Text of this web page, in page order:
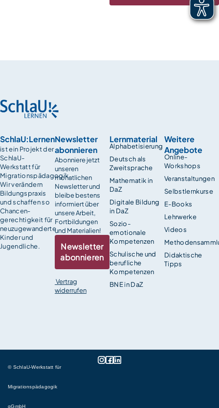
SchlaU:Lernen
ist ein Projekt der
SchlaU-
Werkstatt für
Migrationspädagogik.
Wir verändern
Bildungspraxis
und schaffen so
Chancen­
gerechtigkeit für
neuzugewanderte
Kinder und
Jugendliche.
Lernmaterial
Alphabetisierung
Deutsch als
Zweitsprache
Mathematik in
DaZ
Digitale Bildung
in DaZ
Sozio-
emotionale
Kompetenzen
Schulische und
berufliche
Kompetenzen
BNE in DaZ
Weitere
Angebote
Online-
Workshops
Veranstaltungen
Selbstlernkurse
E-Books
Lehrwerke
Videos
Didaktische
Tipps
Newsletter
abonnieren
Abonniere jetzt
unseren
monatlichen
Newsletter und
bleibe bestens
informiert über
unsere Arbeit,
Fortbildungen
und Materialien!
Newsletter
abonnieren
Vertrag
widerrufen
© SchlaU-Werkstatt für
Migrationspädagogik
gGmbH